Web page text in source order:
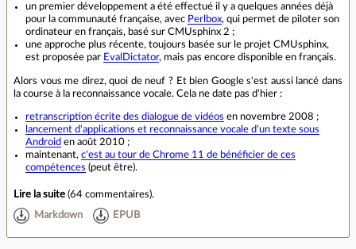
un premier développement a été effectué il y a quelques années déjà
pour la communauté française, avec Perlbox, qui permet de piloter son
ordinateur en français, basé sur CMUsphinx 2 ;
une approche plus récente, toujours basée sur le projet CMUsphinx,
est proposée par EvalDictator, mais pas encore disponible en français.
Alors vous me direz, quoi de neuf ? Et bien Google s'est aussi lancé dans
la course à la reconnaissance vocale. Cela ne date pas d'hier :
retranscription écrite des dialogue de vidéos en novembre 2008 ;
lancement d'applications et reconnaissance vocale d'un texte sous
Android en août 2010 ;
maintenant, c'est au tour de Chrome 11 de bénéficier de ces
compétences (peut être).
Lire la suite (64 commentaires).
Markdown EPUB